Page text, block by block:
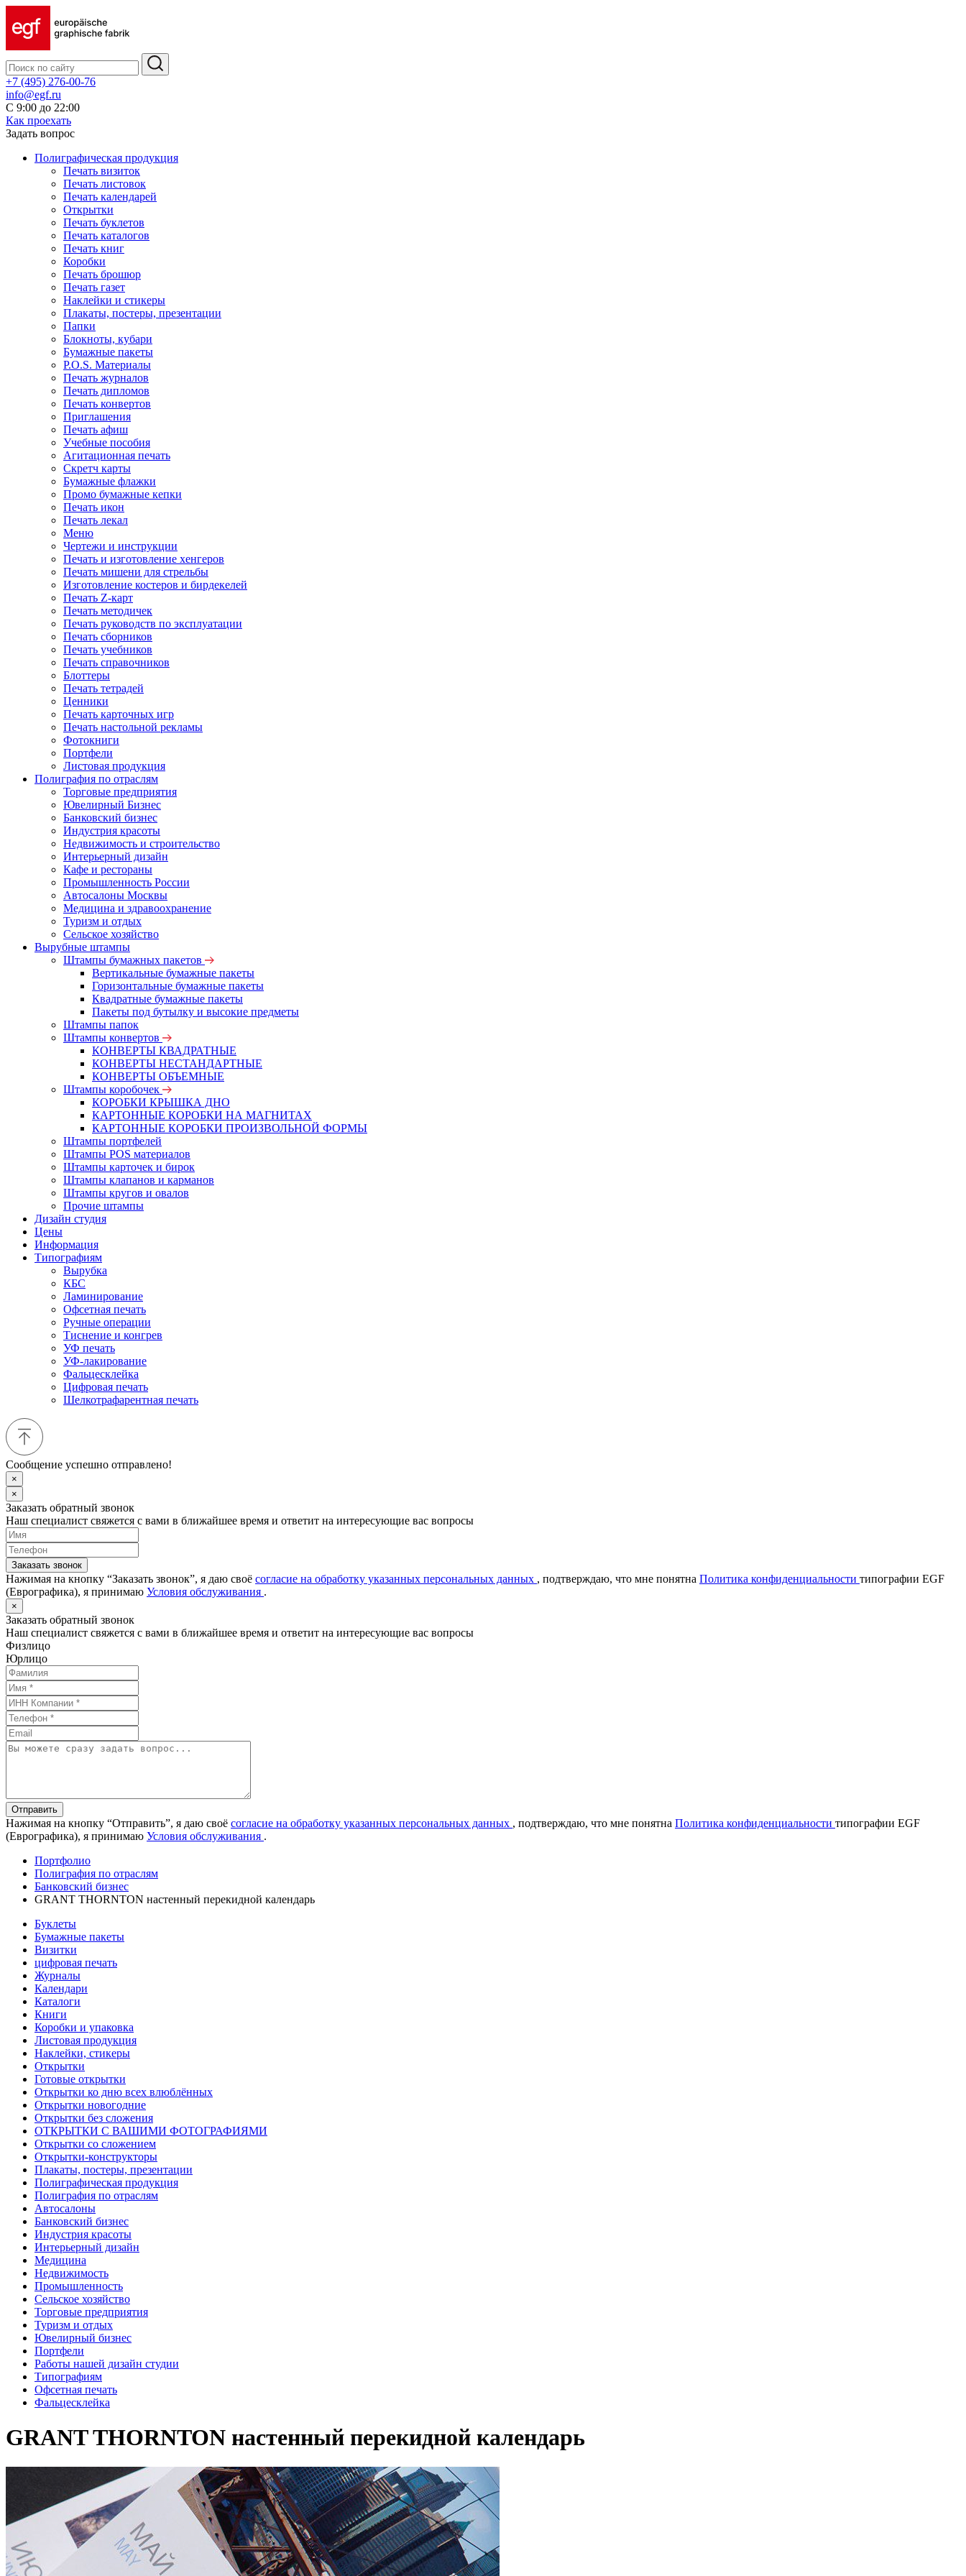
+7 (495) 276-00-76
info@egf.ru
С 9:00 до 22:00
Как проехать
Задать вопрос
Полиграфическая продукция
Печать визиток
Печать листовок
Печать календарей
Открытки
Печать буклетов
Печать каталогов
Печать книг
Коробки
Печать брошюр
Печать газет
Наклейки и стикеры
Плакаты, постеры, презентации
Папки
Блокноты, кубари
Бумажные пакеты
P.O.S. Материалы
Печать журналов
Печать дипломов
Печать конвертов
Приглашения
Печать афиш
Учебные пособия
Агитационная печать
Скретч карты
Бумажные флажки
Промо бумажные кепки
Печать икон
Печать лекал
Меню
Чертежи и инструкции
Печать и изготовление хенгеров
Печать мишени для стрельбы
Изготовление костеров и бирдекелей
Печать Z-карт
Печать методичек
Печать руководств по эксплуатации
Печать сборников
Печать учебников
Печать справочников
Блоттеры
Печать тетрадей
Ценники
Печать карточных игр
Печать настольной рекламы
Фотокниги
Портфели
Листовая продукция
Полиграфия по отраслям
Торговые предприятия
Ювелирный Бизнес
Банковский бизнес
Индустрия красоты
Недвижимость и строительство
Интерьерный дизайн
Кафе и рестораны
Промышленность России
Автосалоны Москвы
Медицина и здравоохранение
Туризм и отдых
Сельское хозяйство
Вырубные штампы
Штампы бумажных пакетов
Вертикальные бумажные пакеты
Горизонтальные бумажные пакеты
Квадратные бумажные пакеты
Пакеты под бутылку и высокие предметы
Штампы папок
Штампы конвертов
КОНВЕРТЫ КВАДРАТНЫЕ
КОНВЕРТЫ НЕСТАНДАРТНЫЕ
КОНВЕРТЫ ОБЪЕМНЫЕ
Штампы коробочек
КОРОБКИ КРЫШКА ДНО
КАРТОННЫЕ КОРОБКИ НА МАГНИТАХ
КАРТОННЫЕ КОРОБКИ ПРОИЗВОЛЬНОЙ ФОРМЫ
Штампы портфелей
Штампы POS материалов
Штампы карточек и бирок
Штампы клапанов и карманов
Штампы кругов и овалов
Прочие штампы
Дизайн студия
Цены
Информация
Типографиям
Вырубка
КБС
Ламинирование
Офсетная печать
Ручные операции
Тиснение и конгрев
УФ печать
УФ-лакирование
Фальцесклейка
Цифровая печать
Шелкотрафарентная печать
Сообщение успешно отправлено!
×
×
Заказать обратный звонок
Наш специалист свяжется с вами в ближайшее время и ответит на интересующие вас вопросы
Заказать звонок
Нажимая на кнопку “Заказать звонок”, я даю своё согласие на обработку указанных персональных данных , подтверждаю, что мне понятна Политика конфиденциальности типографии EGF
(Еврографика), я принимаю Условия обслуживания .
×
Заказать обратный звонок
Наш специалист свяжется с вами в ближайшее время и ответит на интересующие вас вопросы
Физлицо
Юрлицо
Отправить
Нажимая на кнопку “Отправить”, я даю своё согласие на обработку указанных персональных данных , подтверждаю, что мне понятна Политика конфиденциальности типографии EGF
(Еврографика), я принимаю Условия обслуживания .
Портфолио
Полиграфия по отраслям
Банковский бизнес
GRANT THORNTON настенный перекидной календарь
Буклеты
Бумажные пакеты
Визитки
цифровая печать
Журналы
Календари
Каталоги
Книги
Коробки и упаковка
Листовая продукция
Наклейки, стикеры
Открытки
Готовые открытки
Открытки ко дню всех влюблённых
Открытки новогодние
Открытки без сложения
ОТКРЫТКИ С ВАШИМИ ФОТОГРАФИЯМИ
Открытки со сложением
Открытки-конструкторы
Плакаты, постеры, презентации
Полиграфическая продукция
Полиграфия по отраслям
Автосалоны
Банковский бизнес
Индустрия красоты
Интерьерный дизайн
Медицина
Недвижимость
Промышленность
Сельское хозяйство
Торговые предприятия
Туризм и отдых
Ювелирный бизнес
Портфели
Работы нашей дизайн студии
Типографиям
Офсетная печать
Фальцесклейка
GRANT THORNTON настенный перекидной календарь